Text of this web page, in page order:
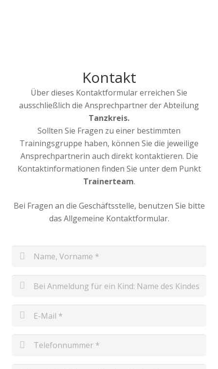
Kontakt
Über dieses Kontaktformular erreichen Sie
ausschließlich die Ansprechpartner der Abteilung
Tanzkreis.
Sollten Sie Fragen zu einer bestimmten
Trainingsgruppe haben, können Sie die jeweilige
Ansprechpartnerin auch direkt kontaktieren. Die
Kontaktinformationen finden Sie unter dem Punkt
Trainerteam.
Bei Fragen an die Geschäftsstelle, benutzen Sie bitte
das Allgemeine Kontaktformular.